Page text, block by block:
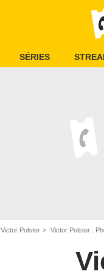
SÉRIES
Victor Polster Victor Polster :